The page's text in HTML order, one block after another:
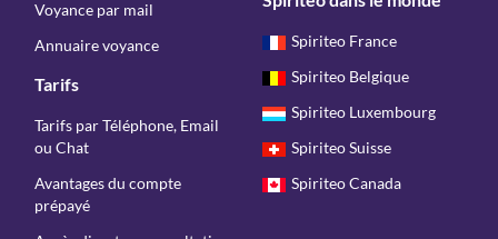
Voyance par mail
Annuaire voyance
Tarifs
Tarifs par Téléphone, Email
ou Chat
Avantages du compte
prépayé
Spiriteo France
Spiriteo Belgique
Spiriteo Luxembourg
Spiriteo Suisse
Spiriteo Canada